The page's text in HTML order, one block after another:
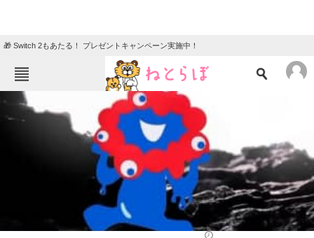
🎁 Switch 2もあたる！ プレゼントキャンペーン実施中！
ねとらぼメニュー
TOP ニュース
クイズ
地域
教育・育児
リサーチ